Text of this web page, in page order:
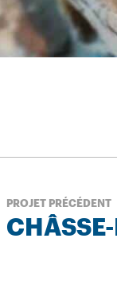
PROJET PRÉCÉDENT